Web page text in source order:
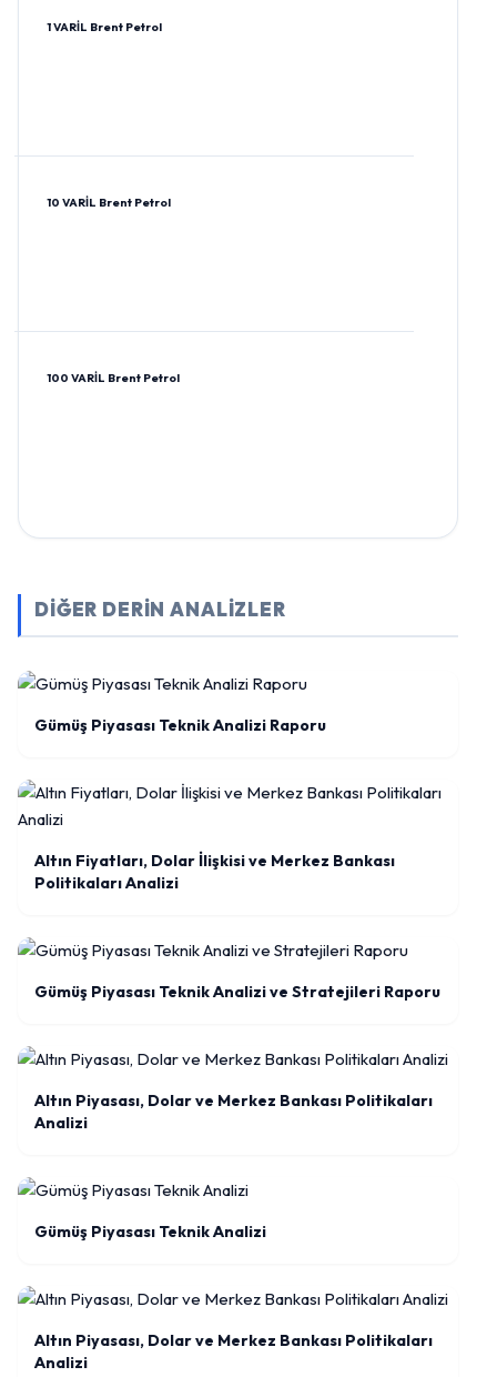
1 VARİL Brent Petrol
10 VARİL Brent Petrol
100 VARİL Brent Petrol
DİĞER DERİN ANALİZLER
Gümüş Piyasası Teknik Analizi Raporu
Altın Fiyatları, Dolar İlişkisi ve Merkez Bankası
Politikaları Analizi
Gümüş Piyasası Teknik Analizi ve Stratejileri Raporu
Altın Piyasası, Dolar ve Merkez Bankası Politikaları
Analizi
Gümüş Piyasası Teknik Analizi
Altın Piyasası, Dolar ve Merkez Bankası Politikaları
Analizi